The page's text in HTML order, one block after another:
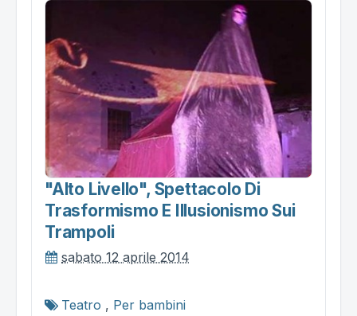
"alto Livello", Spettacolo Di
Trasformismo E Illusionismo Sui
Trampoli
sabato 12 aprile 2014
Teatro , Per bambini